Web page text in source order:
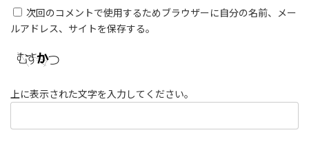
次回のコメントで使用するためブラウザーに自分の名前、メー
ルアドレス、サイトを保存する。
上に表示された文字を入力してください。